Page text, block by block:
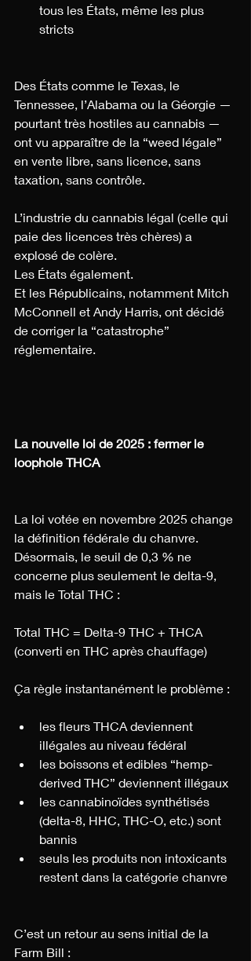
tous les États, même les plus
stricts
Des États comme le Texas, le
Tennessee, l’Alabama ou la Géorgie —
pourtant très hostiles au cannabis —
ont vu apparaître de la “weed légale”
en vente libre, sans licence, sans
taxation, sans contrôle.
L’industrie du cannabis légal (celle qui
paie des licences très chères) a
explosé de colère.
Les États également.
Et les Républicains, notamment Mitch
McConnell et Andy Harris, ont décidé
de corriger la “catastrophe”
réglementaire.
La nouvelle loi de 2025 : fermer le
loophole THCA
La loi votée en novembre 2025 change
la définition fédérale du chanvre.
Désormais, le seuil de 0,3 % ne
concerne plus seulement le delta-9,
mais le Total THC :
Total THC = Delta-9 THC + THCA
(converti en THC après chauffage)
Ça règle instantanément le problème :
les fleurs THCA deviennent
illégales au niveau fédéral
les boissons et edibles “hemp-
derived THC” deviennent illégaux
les cannabinoïdes synthétisés
(delta-8, HHC, THC-O, etc.) sont
bannis
seuls les produits non intoxicants
restent dans la catégorie chanvre
C’est un retour au sens initial de la
Farm Bill :